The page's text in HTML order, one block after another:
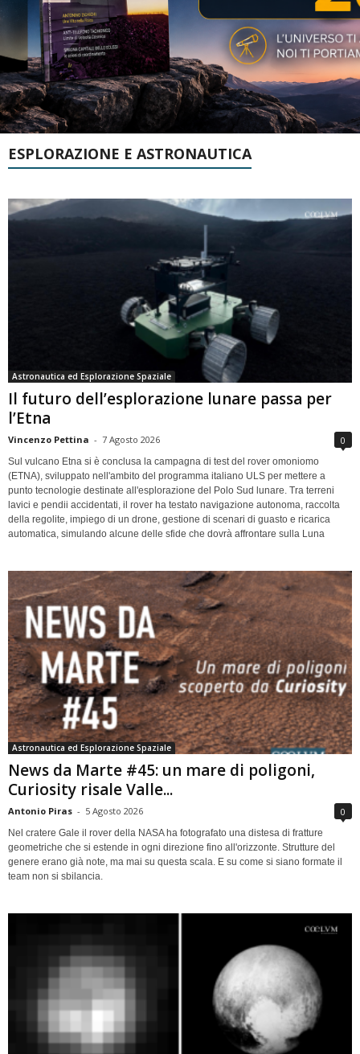
ESPLORAZIONE E ASTRONAUTICA
Astronautica ed Esplorazione Spaziale
Il futuro dell’esplorazione lunare passa per
l’Etna
Vincenzo Pettina - 7 Agosto 2026 0
Sul vulcano Etna si è conclusa la campagna di test del rover omoniomo
(ETNA), sviluppato nell'ambito del programma italiano ULS per mettere a
punto tecnologie destinate all'esplorazione del Polo Sud lunare. Tra terreni
lavici e pendii accidentati, il rover ha testato navigazione autonoma, raccolta
della regolite, impiego di un drone, gestione di scenari di guasto e ricarica
automatica, simulando alcune delle sfide che dovrà affrontare sulla Luna
Astronautica ed Esplorazione Spaziale
News da Marte #45: un mare di poligoni,
Curiosity risale Valle...
Antonio Piras - 5 Agosto 2026 0
Nel cratere Gale il rover della NASA ha fotografato una distesa di fratture
geometriche che si estende in ogni direzione fino all'orizzonte. Strutture del
genere erano già note, ma mai su questa scala. E su come si siano formate il
team non si sbilancia.